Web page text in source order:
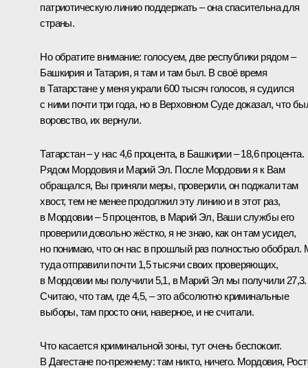
патриотическую линию поддержать – она спасительна для
страны.
Но обратите внимание: голосуем, две республики рядом –
Башкирия и Татария, я там и там был. В своё время
в Татарстане у меня украли 600 тысяч голосов, я судился
с ними почти три года, но в Верховном Суде доказал, что
воровство, их вернули.
Татарстан – у нас 4,6 процента, в Башкирии – 18,6 процента.
Рядом Мордовия и Марий Эл. После Мордовии я к Вам
обращался, Вы приняли меры, проверили, он поджали там
хвост, тем не менее продолжил эту линию и в этот раз,
в Мордовии – 5 процентов, в Марий Эл, Ваши службы его
проверили довольно жёстко, я не знаю, как он там усидел,
но понимаю, что он нас в прошлый раз полностью обобрал.
туда отправили почти 1,5 тысячи своих проверяющих,
в Мордовии мы получили 5,1, в Марий Эл мы получили 27,3.
Считаю, что там, где 4,5, – это абсолютно криминальные
выборы, там просто они, наверное, и не считали.
Что касается криминальной зоны, тут очень беспокоит.
В Дагестане по‑прежнему: там никто, ничего. Мордовия,